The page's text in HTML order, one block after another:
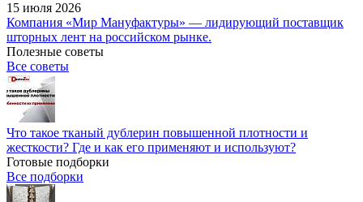
15 июля 2026
Компания «Мир Мануфактуры» — лидирующий поставщик
шторных лент на российском рынке.
Полезные советы
Все советы
Что такое тканый дублерин повышенной плотности и
жесткости? Где и как его применяют и используют?
Готовые подборки
Все подборки